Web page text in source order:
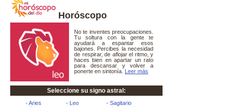
Horóscopo